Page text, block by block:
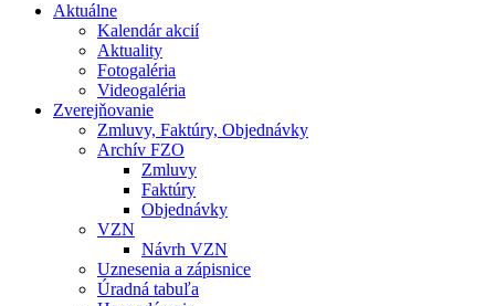
Aktuálne
Kalendár akcií
Aktuality
Fotogaléria
Videogaléria
Zverejňovanie
Zmluvy, Faktúry, Objednávky
Archív FZO
Zmluvy
Faktúry
Objednávky
VZN
Návrh VZN
Uznesenia a zápisnice
Úradná tabuľa